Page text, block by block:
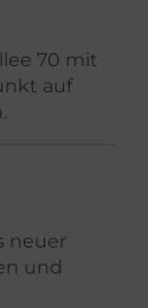
70 mit
auf
neuer
und